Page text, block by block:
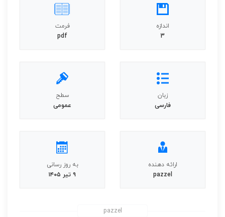
اندازه
3
فرمت
pdf
زبان
فارسی
سطح
عمومی
ارائه دهنده
pazzel
به روز رسانی
۹ تیر ۱۴۰۵
pazzel